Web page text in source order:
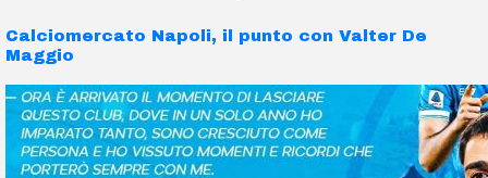
Calciomercato Napoli, il punto con Valter De
Maggio